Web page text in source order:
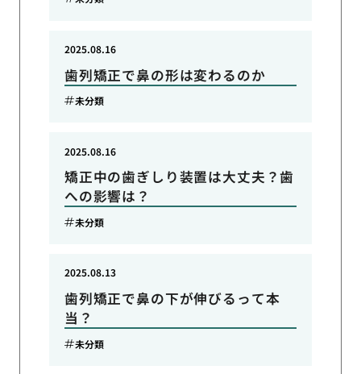
歯列矯正で鼻の形は変わるのか
2025.08.16
未分類
矯正中の歯ぎしり装置は大丈夫？歯
への影響は？
2025.08.16
未分類
歯列矯正で鼻の下が伸びるって本
当？
2025.08.13
未分類